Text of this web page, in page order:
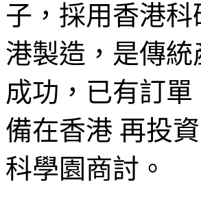
子，採用香港
港製造，是傳
成功，已有訂
備在香港 再投
科學園商討。